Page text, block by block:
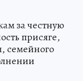
за честную
присяге,
семейного